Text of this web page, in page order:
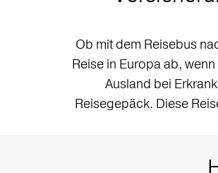
Ob mit dem Reisebus
Reise in Europa ab,
Ausland bei
Reisegepäck. Diese